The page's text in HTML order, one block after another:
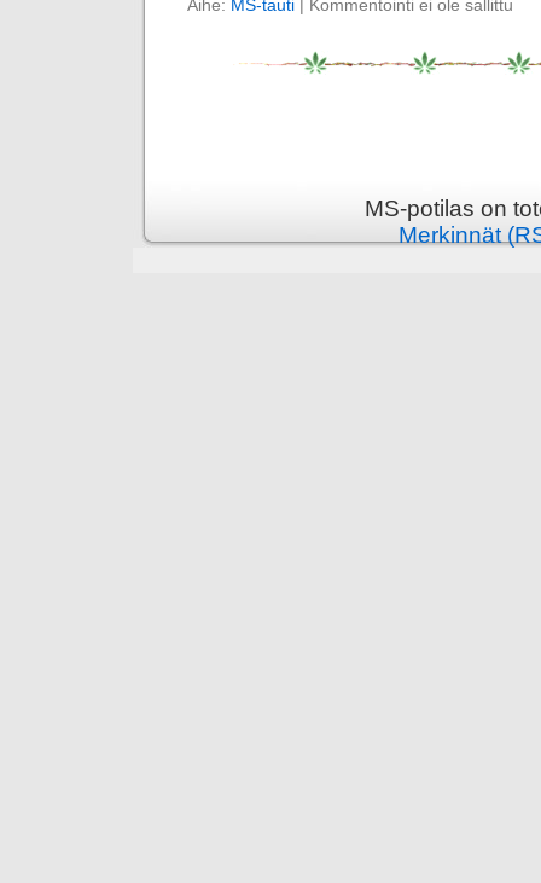
Aihe: MS-tauti | Kommentointi ei ole sallittu
MS-potilas on
Merkinnät